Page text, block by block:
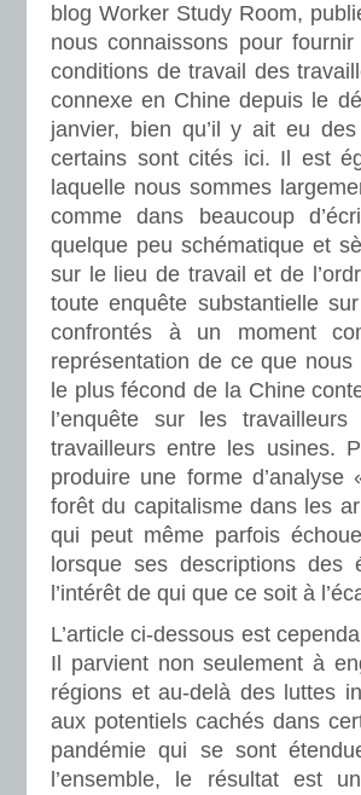
blog Worker Study Room,
nous connaissons pour
conditions de travail des
connexe en Chine depuis le
janvier, bien qu’il y ait eu
certains sont cités ici. Il est
laquelle nous sommes
comme dans beaucoup
quelque peu schématique et
sur le lieu de travail et de
toute enquête substantielle
confrontés à un moment
représentation de ce que
le plus fécond de la Chine
l’enquête sur les
travailleurs entre les usines.
produire une forme
forêt du capitalisme dans les
qui peut même parfois
lorsque ses descriptions
l’intérêt de qui que ce soit à
L’article ci-dessous est
Il parvient non seulement à
régions et au-delà des luttes
aux potentiels cachés dans
pandémie qui se sont
l’ensemble, le résultat est